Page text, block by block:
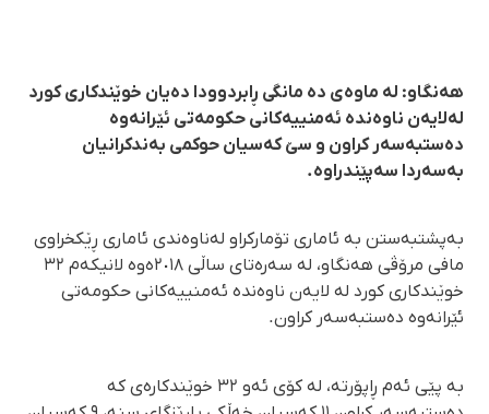
هەنگاو: لە ماوەی دە مانگی ڕابردوودا دەیان خوێندکاری کورد
لەلایەن ناوەندە ئەمنییەکانی حکومەتی ئێرانەوە
دەستبەسەر کراون و سێ کەسیان حوکمی بەندکرانیان
بەسەردا سەپێندراوە.
بەپشتبەستن بە ئاماری تۆمارکراو لەناوەندی ئاماری ڕێکخراوی
مافی مرۆڤی هەنگاو، لە سەرەتای ساڵی ٢٠١٨ەوە لانیکەم ٣٢
خوێندکاری کورد لە لایەن ناوەندە ئەمنییەکانی حکومەتی
ئێرانەوە دەستبەسەر کراون.
بە پێی ئەم ڕاپۆرتە، لە کۆی ئەو ٣٢ خوێندکارەی کە